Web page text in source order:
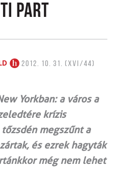
part
2012. 10. 31. (XVI/44)
Yorkban: a város a
krízis
megszűnt a
és ezrek hagyták
még nem lehet